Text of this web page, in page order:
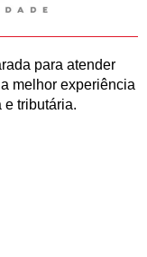
para atender
melhor experiência
e tributária.